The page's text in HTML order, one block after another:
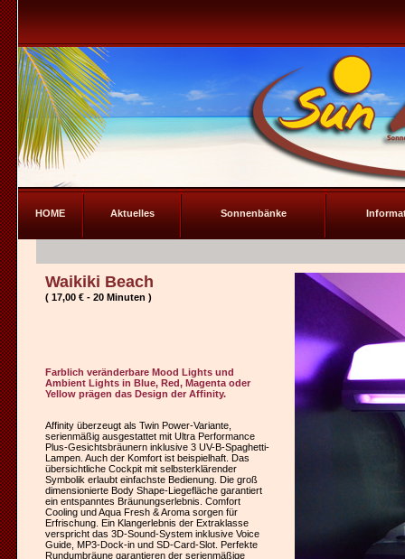
HOME Aktuelles Sonnenbänke
Waikiki Beach
( 17,00 € - 20 Minuten )
Farblich veränderbare Mood Lights und
Ambient Lights in Blue, Red, Magenta oder
Yellow prägen das Design der Affinity.
Affinity überzeugt als Twin Power-Variante,
serienmäßig ausgestattet mit Ultra Performance
Plus-Gesichtsbräunern inklusive 3 UV-B-Spaghetti-
Lampen. Auch der Komfort ist beispielhaft. Das
übersichtliche Cockpit mit selbsterklärender
Symbolik erlaubt einfachste Bedienung. Die groß
dimensionierte Body Shape-Liegefläche garantiert
ein entspanntes Bräunungserlebnis. Comfort
Cooling und Aqua Fresh & Aroma sorgen für
Erfrischung. Ein Klangerlebnis der Extraklasse
verspricht das 3D-Sound-System inklusive Voice
Guide, MP3-Dock-in und SD-Card-Slot. Perfekte
Rundumbräune garantieren der serienmäßige